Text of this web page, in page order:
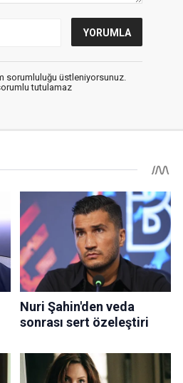
sorumluluğu üstleniyorsunuz.
tutulamaz